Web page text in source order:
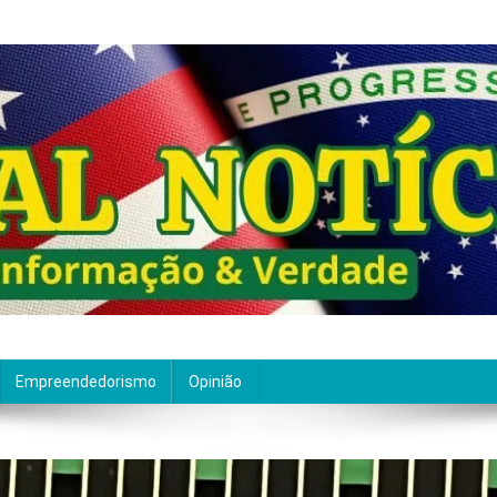
Empreendedorismo Opinião